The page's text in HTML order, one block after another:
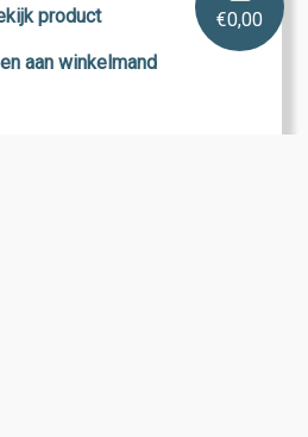
€0,00
product
aan winkelmand